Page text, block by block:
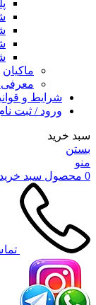
ماکیان
معرفی
شرایط و
ورود / ثبت
سبد خرید
بستن
منو
0 محصول سبد خرید